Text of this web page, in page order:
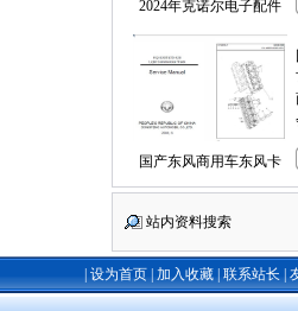
2024年克诺尔电子配件
国产东风商用车东风卡
站内资料搜索
设为首页| 加入收藏| 联系站长